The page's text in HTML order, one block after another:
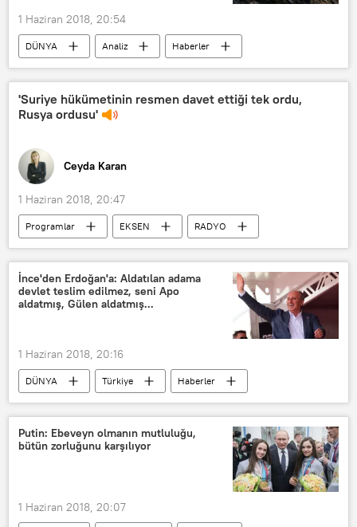
1 Haziran 2018, 20:54
DÜNYA Analiz
Haberler
Ukrayna
Rusya
Donetsk Halk Cumhuriyeti
Ukrayna Ordusu
'Suriye hükümetinin resmen davet ettiği tek ordu,
Rusya ordusu'
Ceyda Karan
1 Haziran 2018, 20:47
Programlar EKSEN
RADYO
Rusya
ABD
TÜRKİYE
Suriye
İsrail
İran
İdlib
Menbiç
Beşar Esad
İnce'den Erdoğan'a: Aldatılan adama
devlet teslim edilmez, seni Apo
aldatmış, Gülen aldatmış...
1 Haziran 2018, 20:16
DÜNYA Türkiye
Haberler
TÜRKİYE
Bursa
Recep Tayyip Erdoğan
Muharrem İnce
CHP
Putin: Ebeveyn olmanın mutluluğu,
bütün zorluğunu karşılıyor
1 Haziran 2018, 20:07